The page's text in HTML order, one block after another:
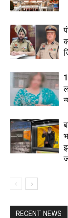
RECENT NEWS